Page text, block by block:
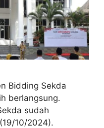
Bidding Sekda
berlangsung.
sudah
10/2024).